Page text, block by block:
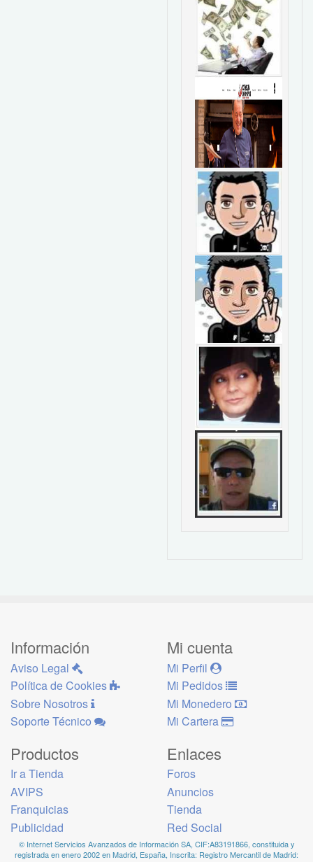
Información
Aviso Legal
Política de Cookies
Sobre Nosotros
Soporte Técnico
Mi cuenta
Mi Perfil
Mi Pedidos
Mi Monedero
Mi Cartera
Productos
Ir a Tienda
AVIPS
Franquicias
Publicidad
Enlaces
Foros
Anuncios
Tienda
Red Social
© Internet Servicios Avanzados de Información SA, CIF:A83191866, constituida y
registrada en enero 2002 en Madrid, España, Inscrita: Registro Mercantil de Madrid: